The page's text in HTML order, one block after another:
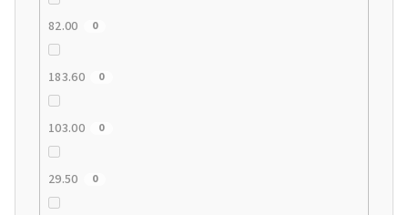
82.00 0
183.60 0
103.00 0
29.50 0